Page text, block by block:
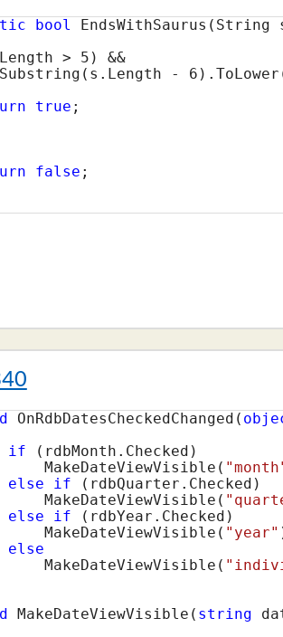
bool
EndsWithSaurus(String
> 5 ) &&
-
6
true ;
false ;
OnRdbDatesCheckedChanged(
if (rdbMonth.Checked)
MakeDateViewVisible(
else
if (rdbQuarter.Checked)
MakeDateViewVisible(
else
if (rdbYear.Checked)
MakeDateViewVisible(
"year"
else
MakeDateViewVisible(
MakeDateViewVisible( string